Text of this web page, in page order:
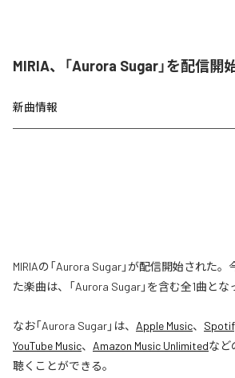
MIRIA、「Aurora Sugar」を配信開
新曲情報
MIRIAの「Aurora Sugar」が配信開始された
た楽曲は、「Aurora Sugar」を含む全1曲とな
なお「Aurora Sugar」は、 Apple Music、
YouTube Music、 Amazon Music Unlimitedなど
聴くことができる。